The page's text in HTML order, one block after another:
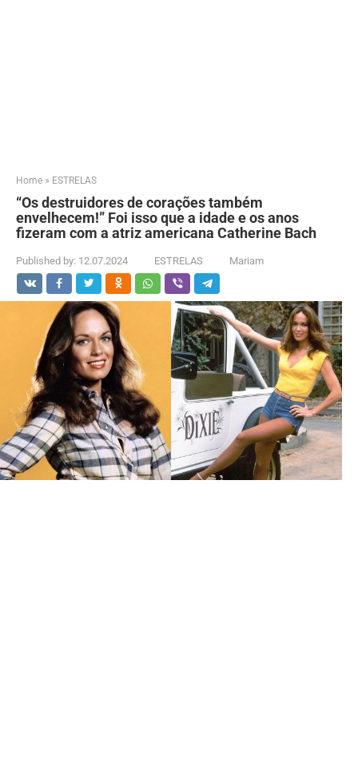
Home » ESTRELAS
“Os destruidores de corações também
envelhecem!” Foi isso que a idade e os anos
fizeram com a atriz americana Catherine Bach
Published by: 12.07.2024 ESTRELAS Mariam